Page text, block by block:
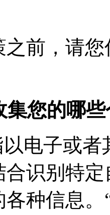
前，请
集您的哪
以电子或
识别特
各种信息